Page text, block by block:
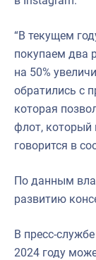
“В текущем
покупаем два
на 50%
обратились с
которая
флот, который
говорится в
По данным
развитию
В пресс-
2024 году